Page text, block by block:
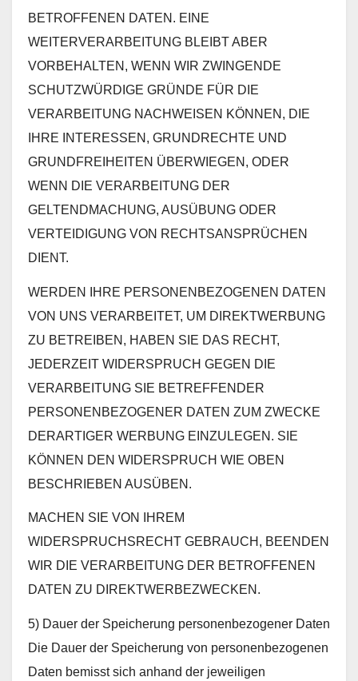
BETROFFENEN DATEN. EINE
WEITERVERARBEITUNG BLEIBT ABER
VORBEHALTEN, WENN WIR ZWINGENDE
SCHUTZWÜRDIGE GRÜNDE FÜR DIE
VERARBEITUNG NACHWEISEN KÖNNEN, DIE
IHRE INTERESSEN, GRUNDRECHTE UND
GRUNDFREIHEITEN ÜBERWIEGEN, ODER
WENN DIE VERARBEITUNG DER
GELTENDMACHUNG, AUSÜBUNG ODER
VERTEIDIGUNG VON RECHTSANSPRÜCHEN
DIENT.
WERDEN IHRE PERSONENBEZOGENEN DATEN
VON UNS VERARBEITET, UM DIREKTWERBUNG
ZU BETREIBEN, HABEN SIE DAS RECHT,
JEDERZEIT WIDERSPRUCH GEGEN DIE
VERARBEITUNG SIE BETREFFENDER
PERSONENBEZOGENER DATEN ZUM ZWECKE
DERARTIGER WERBUNG EINZULEGEN. SIE
KÖNNEN DEN WIDERSPRUCH WIE OBEN
BESCHRIEBEN AUSÜBEN.
MACHEN SIE VON IHREM
WIDERSPRUCHSRECHT GEBRAUCH, BEENDEN
WIR DIE VERARBEITUNG DER BETROFFENEN
DATEN ZU DIREKTWERBEZWECKEN.
5) Dauer der Speicherung personenbezogener Daten
Die Dauer der Speicherung von personenbezogenen
Daten bemisst sich anhand der jeweiligen